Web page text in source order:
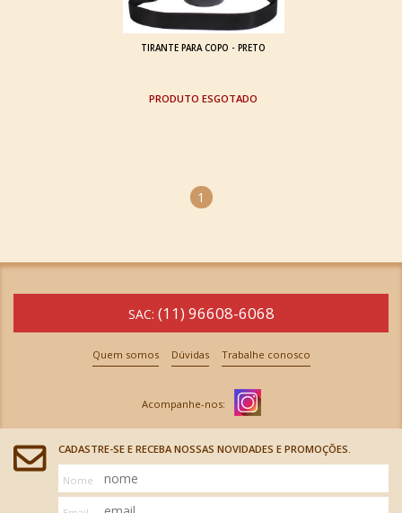
TIRANTE PARA COPO - PRETO
ESGOTADO
1
SAC: (11) 96608-6068
Quem somos Dúvidas Trabalhe conosco
CADASTRE-SE E RECEBA NOSSAS NOVIDADES E PROMOÇÕES.
Nome